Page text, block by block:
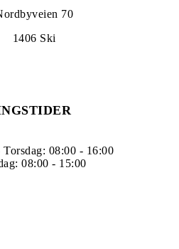
70
1406 Ski
Torsdag: 08:00 - 16:00
08:00 - 15:00